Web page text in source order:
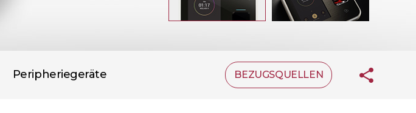
Peripheriegeräte BEZUGSQUELLEN